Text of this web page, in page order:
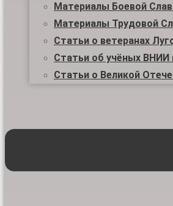
Материалы Боевой
Материалы Трудовой
Статьи о ветеранах
Статьи об учёных ВНИИ
Статьи о Великой